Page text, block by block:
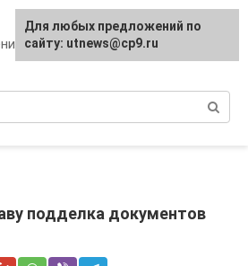
наказания, места
подделка документов
Для любых предложений по
сайту: utnews@cp9.ru